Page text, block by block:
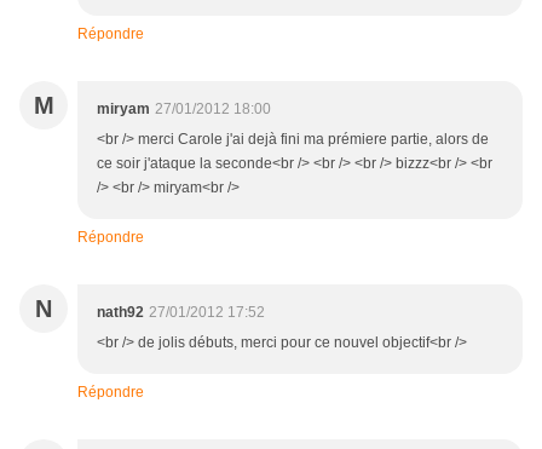
Répondre
M miryam 27/01/2012 18:00
<br /> merci Carole j'ai dejà fini ma prémiere partie, alors de
ce soir j'ataque la seconde<br /> <br /> <br /> bizzz<br /> <br
/> <br /> miryam<br />
Répondre
N nath92 27/01/2012 17:52
<br /> de jolis débuts, merci pour ce nouvel objectif<br />
Répondre